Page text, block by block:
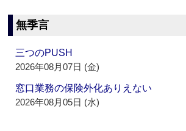
無季言
三つのPUSH
2026年08月07日 (金)
窓口業務の保険外化ありえない
2026年08月05日 (水)